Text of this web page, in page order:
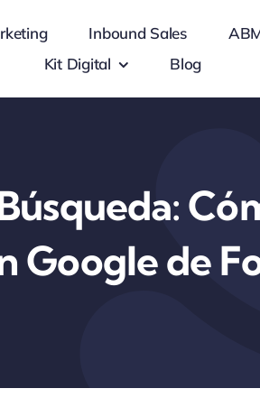
Inbound Sales
Kit Digital
Blog
Google de